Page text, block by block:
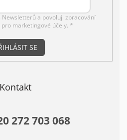
a povoluji zpracování
pro marketingové účely. *
SE
Kontakt
272 703 068